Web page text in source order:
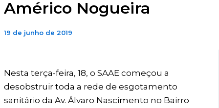
Américo Nogueira
19 de junho de 2019
Nesta terça-feira, 18, o SAAE começou a
desobstruir toda a rede de esgotamento
sanitário da Av. Álvaro Nascimento no Bairro